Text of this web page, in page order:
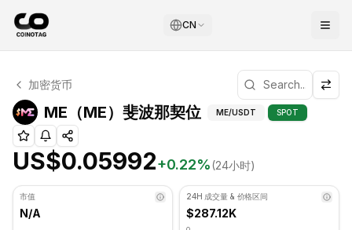
CN
ME 技术分析
ME 目前交易价格为 US$0.05992. RSI 指标为 42.89 处
加密货币
ME（ME）斐波那契位 ME（ME）斐波那
ME/USDT SPOT
US$0.05992+0.22%(24小时)
市值
N/A
24H 成交量 & 价格区间
$287.12K